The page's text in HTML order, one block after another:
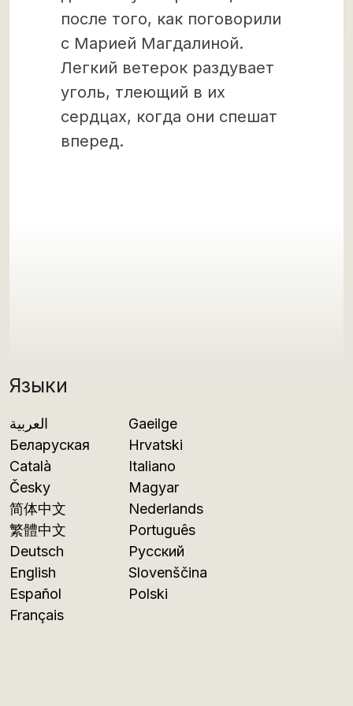
Языки
العربية
Беларуская
Català
Česky
简体中文
繁體中文
Deutsch
English
Español
Français
Gaeilge
Hrvatski
Italiano
Magyar
Nederlands
Português
Русский
Slovenščina
Polski
после того, как поговорили
с Марией Магдалиной.
Легкий ветерок раздувает
уголь, тлеющий в их
сердцах, когда они спешат
вперед.